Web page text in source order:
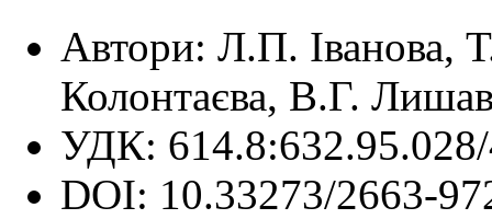
Автори: Л.П. Іванова,
Колонтаєва, В.Г.
УДК:
DOI: 10.33273/2663-